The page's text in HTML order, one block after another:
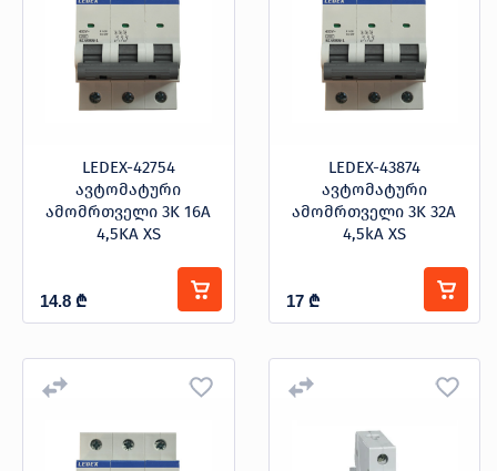
LEDEX-42754
ავტომატური
ამომრთველი 3K 16A
4,5KA XS
14.8 ₾
LEDEX-43874
ავტომატური
ამომრთველი 3K 32A
4,5kA XS
17 ₾